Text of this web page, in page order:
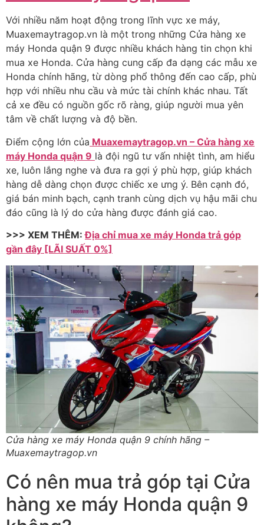
Với nhiều năm hoạt động trong lĩnh vực xe máy,
Muaxemaytragop.vn là một trong những Cửa hàng xe
máy Honda quận 9 được nhiều khách hàng tin chọn khi
mua xe Honda. Cửa hàng cung cấp đa dạng các mẫu xe
Honda chính hãng, từ dòng phổ thông đến cao cấp, phù
hợp với nhiều nhu cầu và mức tài chính khác nhau. Tất
cả xe đều có nguồn gốc rõ ràng, giúp người mua yên
tâm về chất lượng và độ bền.
Điểm cộng lớn của Muaxemaytragop.vn – Cửa hàng xe
máy Honda quận 9 là đội ngũ tư vấn nhiệt tình, am hiểu
xe, luôn lắng nghe và đưa ra gợi ý phù hợp, giúp khách
hàng dễ dàng chọn được chiếc xe ưng ý. Bên cạnh đó,
giá bán minh bạch, cạnh tranh cùng dịch vụ hậu mãi chu
đáo cũng là lý do cửa hàng được đánh giá cao.
>>> XEM THÊM:Địa chỉ mua xe máy Honda trả góp
gần đây [LÃI SUẤT 0%]
Cửa hàng xe máy Honda quận 9 chính hãng –
Muaxemaytragop.vn
Có nên mua trả góp tại Cửa
hàng xe máy Honda quận 9